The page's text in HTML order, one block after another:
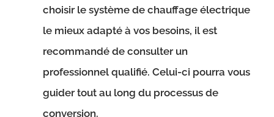
choisir le système de chauffage électrique
le mieux adapté à vos besoins, il est
recommandé de consulter un
professionnel qualifié. Celui-ci pourra vous
guider tout au long du processus de
conversion.